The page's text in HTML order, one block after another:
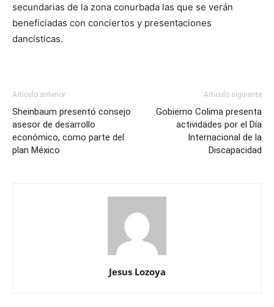
secundarias de la zona conurbada las que se verán
beneficiadas con conciertos y presentaciones
dancísticas.
Artículo anterior
Sheinbaum presentó consejo
asesor de desarrollo
económico, como parte del
plan México
Artículo siguiente
Gobierno Colima presenta
actividades por el Día
Internacional de la
Discapacidad
Jesus Lozoya